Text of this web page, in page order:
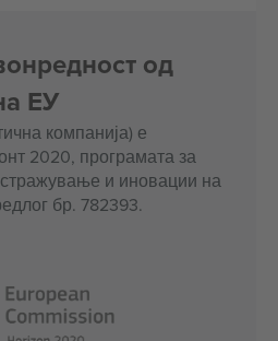
од
ЕУ
компанија) е
2020, програмата за
и иновации на
бр. 782393.